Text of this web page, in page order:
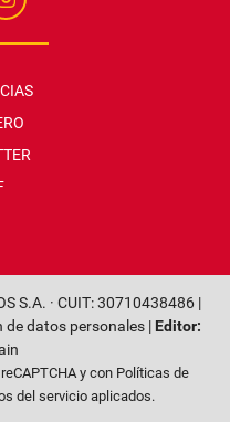
S.A. · CUIT: 30710438486 |
de datos personales| Editor:
y con Políticas de
del servicioaplicados.